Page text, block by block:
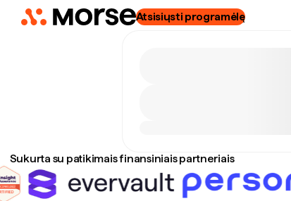
Atsisiųsti programėlę
Sukurta su patikimais finansiniais partneriais